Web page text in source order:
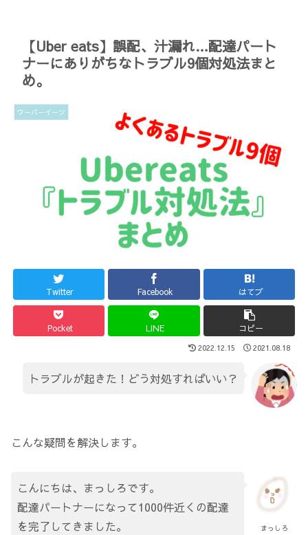
【Uber eats】誤配、汁漏れ…配達パート
ナーにありがちなトラブル9個対処法まと
め。
ウーバーイーツ
Twitter Facebook はてブ
Pocket LINE コピー
2022.12.15 2021.08.18
トラブルが起きた！どう対処すればいい？
こんな疑問を解決します。
まっしろ
こんにちは、まっしろです。
配達パートナーになって1000件近くの配達
を完了してきました。